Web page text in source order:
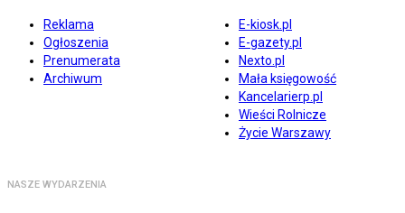
Reklama
Ogłoszenia
Prenumerata
Archiwum
E-kiosk.pl
E-gazety.pl
Nexto.pl
Mała księgowość
Kancelarierp.pl
Wieści Rolnicze
Życie Warszawy
NASZE WYDARZENIA